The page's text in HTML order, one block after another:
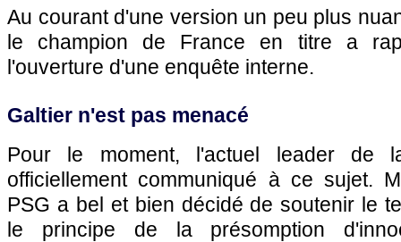
Au courant d'une version un peu plus
le champion de France en titre a
l'ouverture d'une enquête interne.
Galtier n'est pas menacé
Pour le moment, l'actuel leader de
officiellement communiqué à ce sujet.
PSG a bel et bien décidé de soutenir le
le principe de la présomption